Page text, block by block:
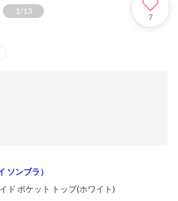
1/13
7
ソンブラ）
ド ポケット トップ(ホワイト)